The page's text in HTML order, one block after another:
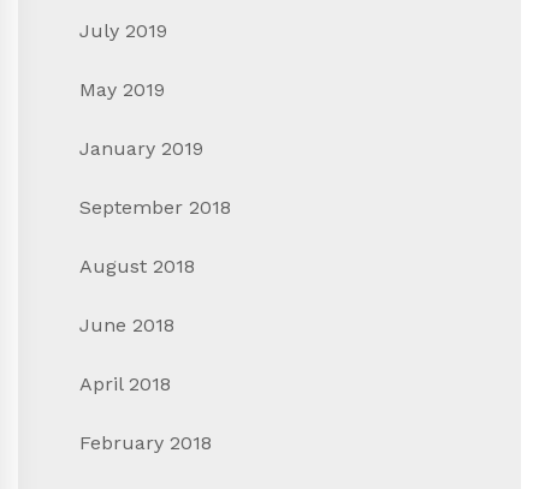
July 2019
May 2019
January 2019
September 2018
August 2018
June 2018
April 2018
February 2018